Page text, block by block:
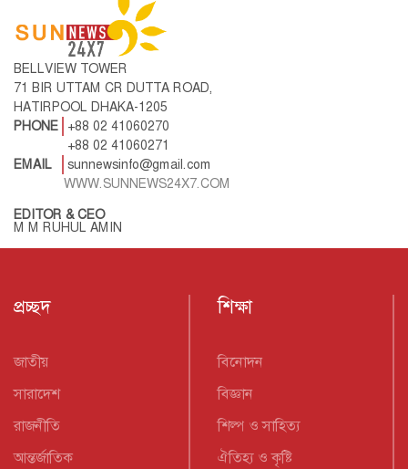
BELLVIEW TOWER
71 BIR UTTAM CR DUTTA ROAD,
HATIRPOOL DHAKA-1205
PHONE
+88 02 41060270
+88 02 41060271
EMAIL
sunnewsinfo@gmail.com
WWW.SUNNEWS24X7.COM
EDITOR & CEO
M M RUHUL AMIN
প্রচ্ছদ
জাতীয়
সারাদেশ
রাজনীতি
আন্তর্জাতিক
শিক্ষা
বিনোদন
বিজ্ঞান
শিল্প ও সাহিত্য
ঐতিহ্য ও কৃষ্টি